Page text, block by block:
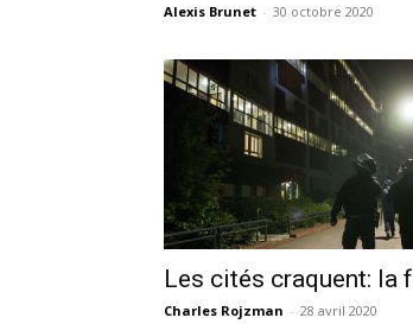
Alexis Brunet - 30 octobre 2020
Les cités craquent: la
Charles Rojzman - 28 avril 2020